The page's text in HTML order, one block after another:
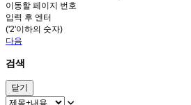
이동할 페이지 번호
입력 후 엔터
('2'이하의 숫자)
다음
검색
닫기